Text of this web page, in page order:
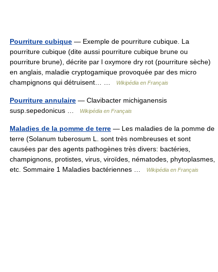
Pourriture cubique — Exemple de pourriture cubique. La
pourriture cubique (dite aussi pourriture cubique brune ou
pourriture brune), décrite par l oxymore dry rot (pourriture sèche)
en anglais, maladie cryptogamique provoquée par des micro
champignons qui détruisent… …
Wikipédia en Français
Pourriture annulaire — Clavibacter michiganensis
susp.sepedonicus …
Wikipédia en Français
Maladies de la pomme de terre — Les maladies de la pomme de
terre (Solanum tuberosum L. sont très nombreuses et sont
causées par des agents pathogènes très divers: bactéries,
champignons, protistes, virus, viroïdes, nématodes, phytoplasmes,
etc. Sommaire 1 Maladies bactériennes …
Wikipédia en Français